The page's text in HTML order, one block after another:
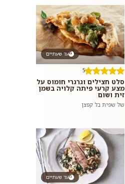
עד שעתיים
5
סלט חצילים וגרגרי חומוס על
מצע קרעי פיתה קלויה בשמן
זית ושום
של שפית בל קפצן
עד שעתיים